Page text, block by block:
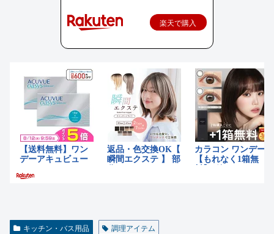
楽天で購入
キッチン・バス用品 調理アイテム